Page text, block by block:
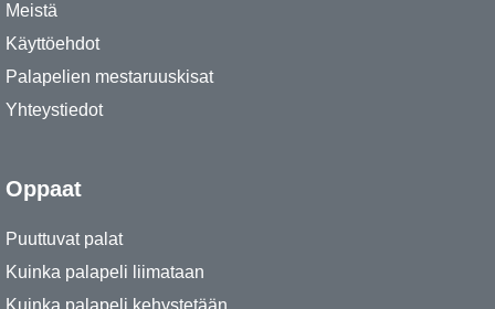
Meistä
Käyttöehdot
Palapelien mestaruuskisat
Yhteystiedot
Oppaat
Puuttuvat palat
Kuinka palapeli liimataan